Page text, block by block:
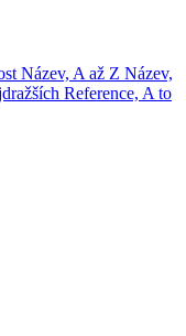
Název, A až Z Název,
Reference, A to